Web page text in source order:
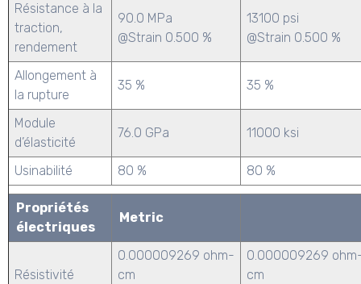
Résistance à la
traction,
rendement
90.0 MPa
@Strain 0.500 %
13100 psi
@Strain 0.500 %
Allongement à
la rupture
35 % 35 %
Module
d’élasticité
76.0 GPa 11000 ksi
Usinabilité 80 % 80 %
Propriétés
électriques
Metric
Résistivité
0.000009269 ohm-
cm
0.000009269
cm